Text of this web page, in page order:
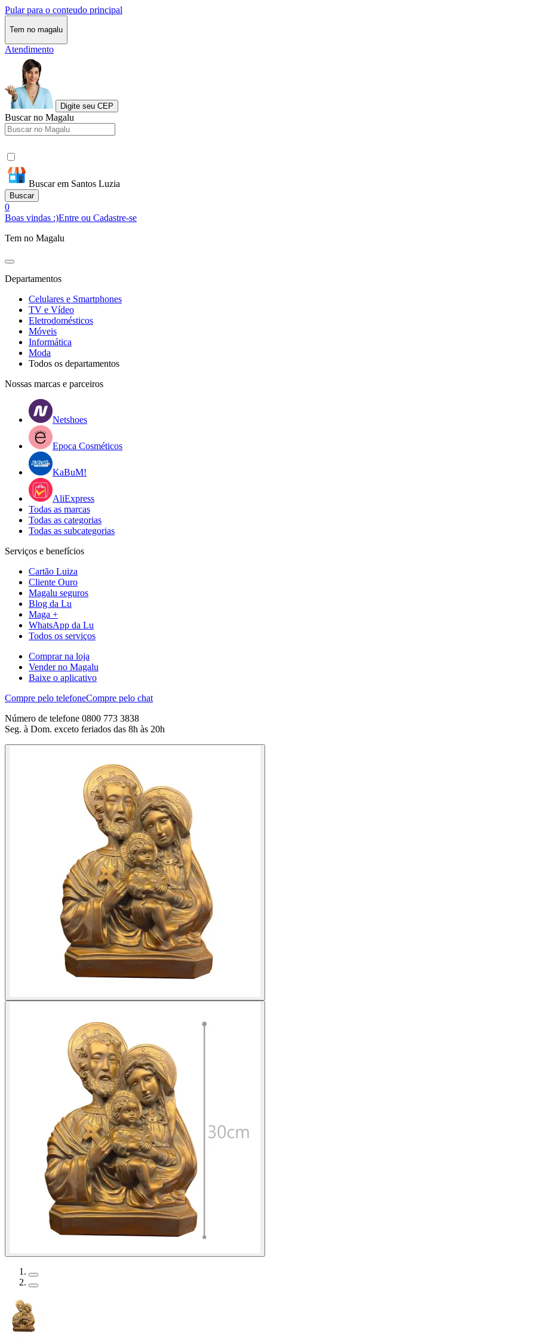
Pular para o conteudo principal
Tem no magalu
Atendimento
Digite seu CEP
Buscar no Magalu
Buscar em Santos Luzia
Buscar
0
Boas vindas :)Entre ou Cadastre-se
Tem no Magalu
Departamentos
Celulares e Smartphones
TV e Vídeo
Eletrodomésticos
Móveis
Informática
Moda
Todos os departamentos
Nossas marcas e parceiros
Netshoes
Epoca Cosméticos
KaBuM!
AliExpress
Todas as marcas
Todas as categorias
Todas as subcategorias
Serviços e benefícios
Cartão Luiza
Cliente Ouro
Magalu seguros
Blog da Lu
Maga +
WhatsApp da Lu
Todos os serviços
Comprar na loja
Vender no Magalu
Baixe o aplicativo
Compre pelo telefoneCompre pelo chat
Número de telefone 0800 773 3838
Seg. à Dom. exceto feriados das 8h às 20h